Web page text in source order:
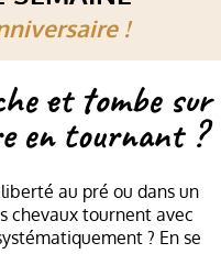
!
et tombe sur
en tournant ?
au pré ou dans un
chevaux tournent avec
? En se